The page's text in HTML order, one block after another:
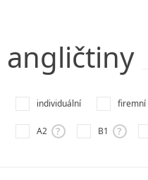
angličtiny
individuální firemní
A2 ? B1 ?